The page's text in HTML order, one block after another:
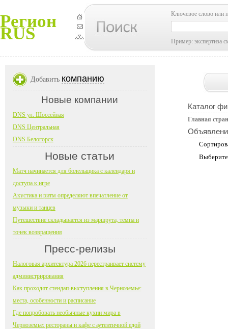
Регион
RUS
Ключевое слово или
Пример: экспертиза
Каталог
Главная
Добавить компанию
Новые компании
DNS ул. Шоссейная
DNS Центральная
DNS Белогорск
Новые статьи
Матч начинается для болельщика с календаря и
доступа к игре
Акустика и ритм определяют впечатление от
музыки и танцев
Путешествие складывается из маршрута, темпа и
точек возвращения
Пресс-релизы
Налоговая архитектура 2026 перестраивает систему
администрирования
Как проходят стендап-выступления в Черноземье:
места, особенности и расписание
Где попробовать необычные кухни мира в
Черноземье: рестораны и кафе с аутентичной едой